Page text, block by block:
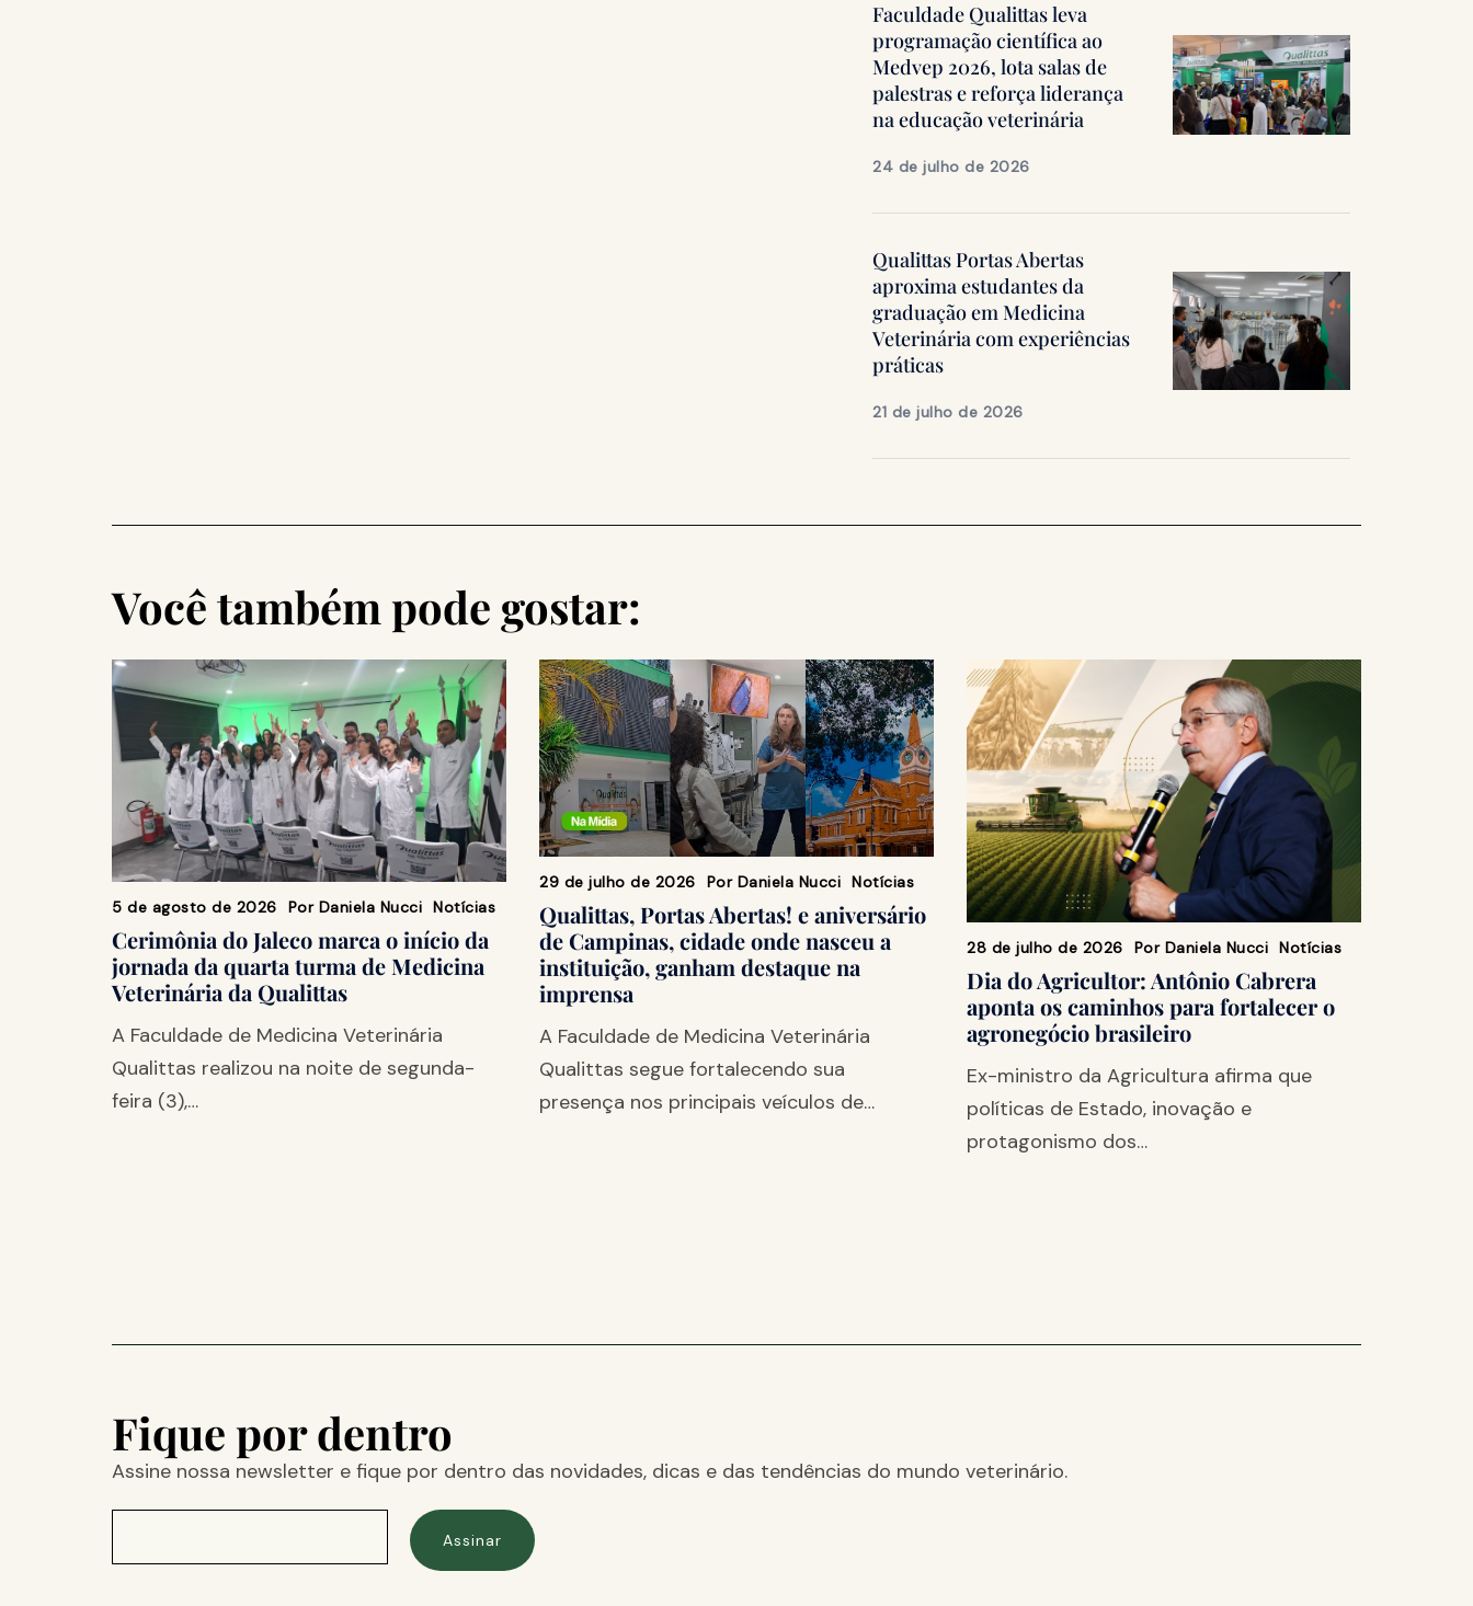
Faculdade Qualittas leva
programação científica ao
Medvep 2026, lota salas de
palestras e reforça liderança
na educação veterinária
24 de julho de 2026
Qualittas Portas Abertas
aproxima estudantes da
graduação em Medicina
Veterinária com experiências
práticas
21 de julho de 2026
Você também pode gostar:
5 de agosto de 2026 Por Daniela Nucci Notícias
Cerimônia do Jaleco marca o início da
jornada da quarta turma de Medicina
Veterinária da Qualittas
A Faculdade de Medicina Veterinária
Qualittas realizou na noite de segunda-
feira (3),…
29 de julho de 2026 Por Daniela Nucci Notícias
Qualittas, Portas Abertas! e aniversário
de Campinas, cidade onde nasceu a
instituição, ganham destaque na
imprensa
A Faculdade de Medicina Veterinária
Qualittas segue fortalecendo sua
presença nos principais veículos de…
28 de julho de 2026 Por Daniela Nucci Notícias
Dia do Agricultor: Antônio Cabrera
aponta os caminhos para fortalecer o
agronegócio brasileiro
Ex-ministro da Agricultura afirma que
políticas de Estado, inovação e
protagonismo dos…
Fique por dentro
Assine nossa newsletter e fique por dentro das novidades, dicas e das tendências do mundo veterinário.
Assinar